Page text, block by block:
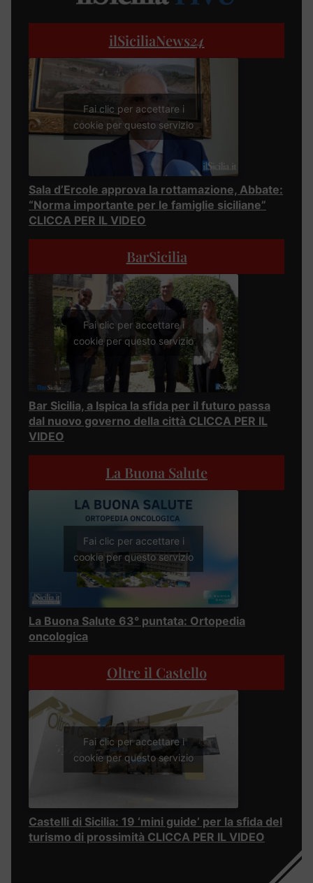
ilSiciliaNews24
Fai clic per accettare i
cookie per questo servizio
Sala d’Ercole approva la rottamazione, Abbate:
“Norma importante per le famiglie siciliane”
CLICCA PER IL VIDEO
BarSicilia
Fai clic per accettare i
cookie per questo servizio
Bar Sicilia, a Ispica la sfida per il futuro passa
dal nuovo governo della città CLICCA PER IL
VIDEO
La Buona Salute
Fai clic per accettare i
cookie per questo servizio
La Buona Salute 63° puntata: Ortopedia
oncologica
Oltre il Castello
Fai clic per accettare i
cookie per questo servizio
Castelli di Sicilia: 19 ‘mini guide’ per la sfida del
turismo di prossimità CLICCA PER IL VIDEO